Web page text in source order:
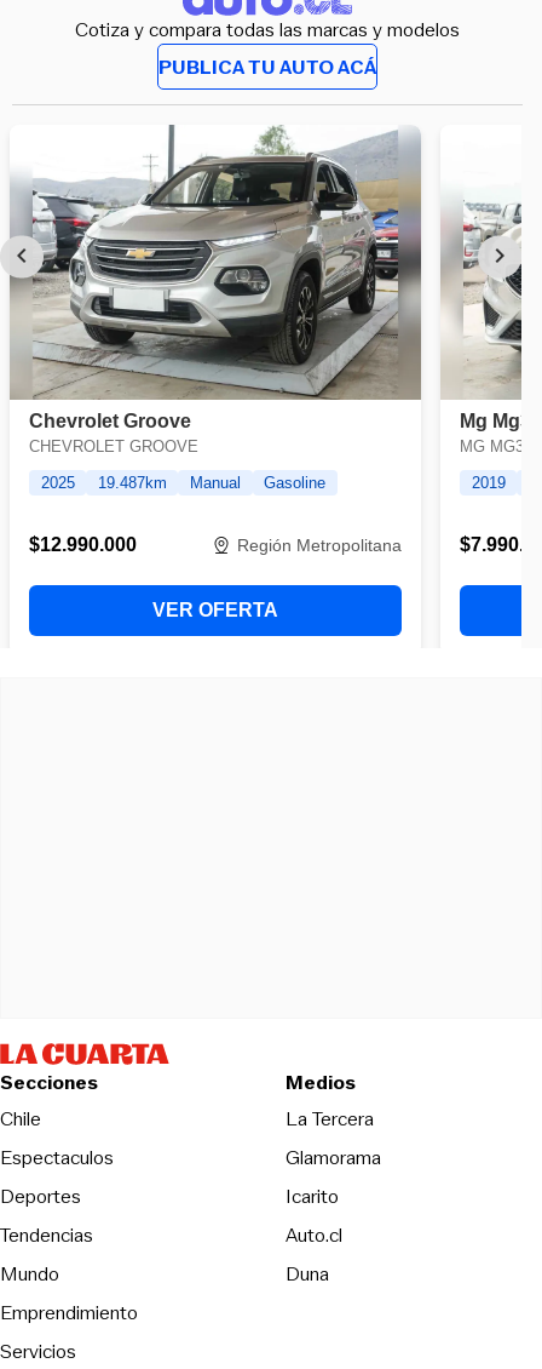
Cotiza y compara todas las marcas y modelos
PUBLICA TU AUTO ACÁ
Secciones
Chile
Espectaculos
Deportes
Tendencias
Mundo
Emprendimiento
Servicios
Medios
La TerceraOpens in new
Glamorama
Icarito
Auto.cl
DunaOpens in new window